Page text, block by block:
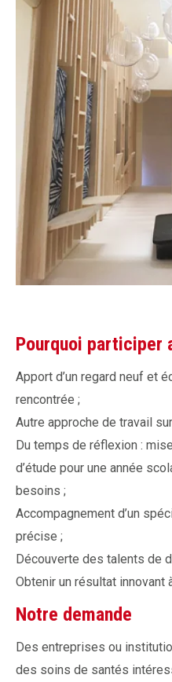
Pourquoi participer
Apport d’un regard neuf et
rencontrée ;
Autre approche de travail
Du temps de réflexion :
d’étude pour une année
besoins ;
Accompagnement d’un
précise ;
Découverte des talents de
Obtenir un résultat innovant
Notre demande
Des entreprises ou
des soins de santés